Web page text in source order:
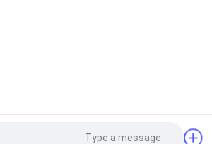
العبوات البلاستيكية